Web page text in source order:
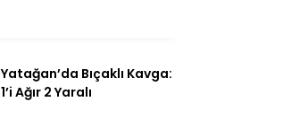
Yatağan’da Bıçaklı Kavga:
1’i Ağır 2 Yaralı